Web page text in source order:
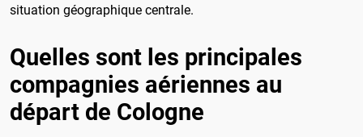
situation géographique centrale.
Quelles sont les principales
compagnies aériennes au
départ de Cologne